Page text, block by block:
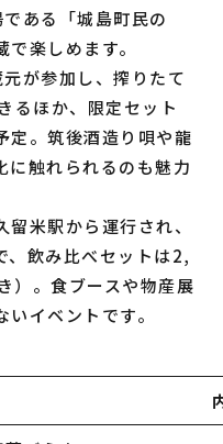
ある「城島町民の
楽しめます。
が参加し、搾りたて
るほか、限定セット
定。筑後酒造り唄や龍
に触れられるのも魅力
米駅から運行され、
、飲み比べセットは2,
）。食ブースや物産展
イベントです。